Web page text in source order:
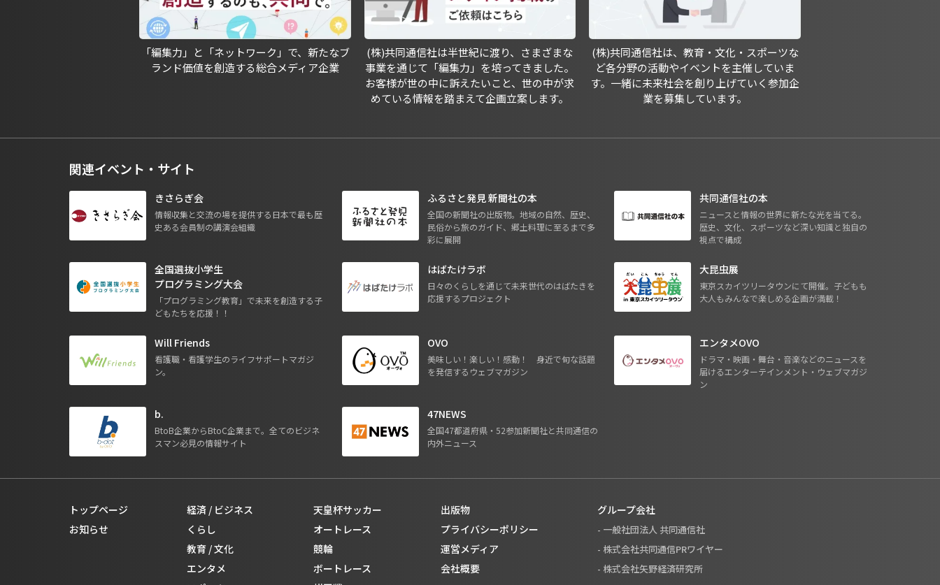
「編集力」と「ネットワーク」で、新たなブ
ランド価値を創造する総合メディア企業
(株)共同通信社は半世紀に渡り、さまざまな
事業を通じて「編集力」を培ってきました。
お客様が世の中に訴えたいこと、世の中が求
めている情報を踏まえて企画立案します。
(株)共同通信社は、教育・文化・スポーツな
ど各分野の活動やイベントを主催していま
す。一緒に未来社会を創り上げていく参加企
業を募集しています。
関連イベント・サイト
きさらぎ会
情報収集と交流の場を提供する日本で最も歴
史ある会員制の講演会組織
ふるさと発見 新聞社の本
全国の新聞社の出版物。地域の自然、歴史、
民俗から旅のガイド、郷土料理に至るまで多
彩に展開
共同通信社の本
ニュースと情報の世界に新たな光を当てる。
歴史、文化、スポーツなど深い知識と独自の
視点で構成
全国選抜小学生
プログラミング大会
「プログラミング教育」で未来を創造する子
どもたちを応援！！
はばたけラボ
日々のくらしを通じて未来世代のはばたきを
応援するプロジェクト
大昆虫展
東京スカイツリータウンにて開催。子どもも
大人もみんなで楽しめる企画が満載！
Will Friends
看護職・看護学生のライフサポートマガジ
ン。
OVO
美味しい！楽しい！感動！ 身近で旬な話題
を発信するウェブマガジン
エンタメOVO
ドラマ・映画・舞台・音楽などのニュースを
届けるエンターテインメント・ウェブマガジ
ン
b.
BtoB企業からBtoC企業まで。全てのビジネ
スマン必見の情報サイト
47NEWS
全国47都道府県・52参加新聞社と共同通信の
内外ニュース
トップページ
お知らせ
経済 / ビジネス
くらし
教育 / 文化
エンタメ
天皇杯サッカー
オートレース
競輪
ボートレース
出版物
プライバシーポリシー
運営メディア
会社概要
グループ会社
- 一般社団法人 共同通信社
- 株式会社共同通信PRワイヤー
- 株式会社矢野経済研究所